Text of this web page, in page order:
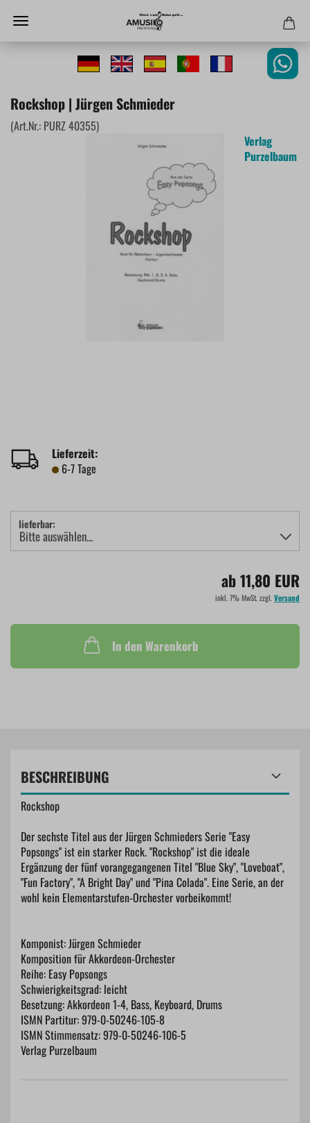
Rockshop | Jürgen Schmieder
(Art.Nr.: PURZ 40355)
Verlag
Purzelbaum
Lieferzeit:
6-7 Tage
lieferbar:
ab 11,80 EUR
inkl. 7% MwSt. zzgl.Versand
In den Warenkorb
BESCHREIBUNG
Rockshop
Der sechste Titel aus der Jürgen Schmieders Serie "Easy
Popsongs" ist ein starker Rock. "Rockshop" ist die ideale
Ergänzung der fünf vorangegangenen Titel "Blue Sky", "Loveboat",
"Fun Factory", "A Bright Day" und "Pina Colada". Eine Serie, an der
wohl kein Elementarstufen-Orchester vorbeikommt!
Komponist: Jürgen Schmieder
Komposition für Akkordeon-Orchester
Reihe: Easy Popsongs
Schwierigkeitsgrad: leicht
Besetzung: Akkordeon 1-4, Bass, Keyboard, Drums
ISMN Partitur: 979-0-50246-105-8
ISMN Stimmensatz: 979-0-50246-106-5
Verlag Purzelbaum